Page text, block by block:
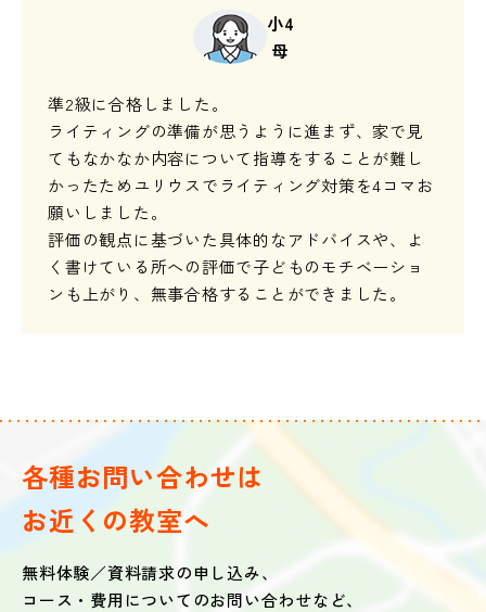
小4
母
準2級に合格しました。
ライティングの準備が思うように進まず、家で見
てもなかなか内容について指導をすることが難し
かったためユリウスでライティング対策を4コマお
願いしました。
評価の観点に基づいた具体的なアドバイスや、よ
く書けている所への評価で子どものモチベーショ
ンも上がり、無事合格することができました。
各種お問い合わせは
お近くの教室へ
無料体験／資料請求の申し込み、
コース・費用についてのお問い合わせなど、